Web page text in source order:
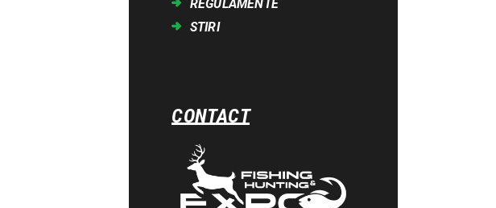
REGULAMENTE
STIRI
CONTACT